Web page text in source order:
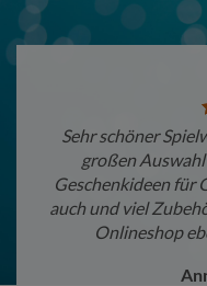
Sehr schöner
großen
Geschenkideen für
auch und viel
Onlineshop